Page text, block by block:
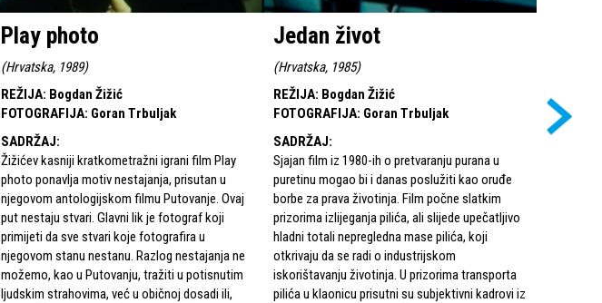
Play photo
(Hrvatska, 1989)
REŽIJA: Bogdan Žižić
FOTOGRAFIJA: Goran Trbuljak
SADRŽAJ:
Žižićev kasniji kratkometražni igrani film Play
photo ponavlja motiv nestajanja, prisutan u
njegovom antologijskom filmu Putovanje. Ovaj
put nestaju stvari. Glavni lik je fotograf koji
primijeti da sve stvari koje fotografira u
njegovom stanu nestanu. Razlog nestajanja ne
možemo, kao u Putovanju, tražiti u potisnutim
ljudskim strahovima, već u običnoj dosadi ili,
Jedan život
(Hrvatska, 1985)
REŽIJA: Bogdan Žižić
FOTOGRAFIJA: Goran Trbuljak
SADRŽAJ:
Sjajan film iz 1980-ih o pretvaranju purana u
puretinu mogao bi i danas poslužiti kao oruđe
borbe za prava životinja. Film počne slatkim
prizorima izlijeganja pilića, ali slijede upečatljivo
hladni totali nepregledna mase pilića, koji
otkrivaju da se radi o industrijskom
iskorištavanju životinja. U prizorima transporta
pilića u klaonicu prisutni su subjektivni kadrovi iz
REŽIJA